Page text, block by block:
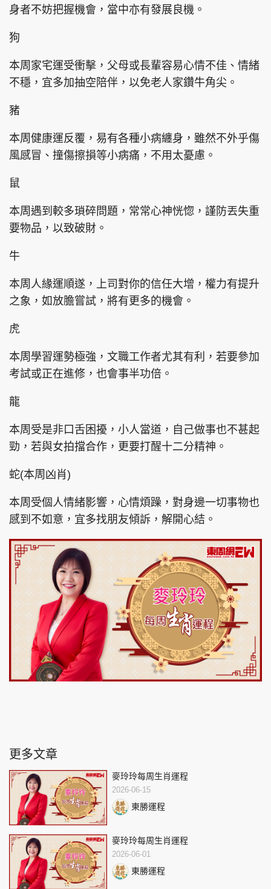
Copyright © 東周網 版權所有 . 不得轉載
©Eastweek.com.hk. All rights reserved.
身者不妨把握機會，當中亦有發展良機。
狗
本周家宅運受衝擊，父母或長輩容易心情不佳、情緒
不穩，宜多加抽空陪伴，以免老人家鑽牛角尖。
豬
本周健康運反覆，易有各種小病纏身，雖然不外乎傷
風感冒、撞傷擦損等小病痛，不用太憂慮。
鼠
本周遇到較多瑣碎問題，常常心神恍惚，謹防丟失重
要物品，以致破財。
牛
本周人緣運順遂，上司對你的信任大增，權力有提升
之象，如放膽嘗試，將有更多的機會。
虎
本周學習運勢極強，文職工作者尤其有利，若要參加
考試或正在進修，也會事半功倍。
龍
本周受是非口舌困擾，小人當道，自己做事也不甚起
勁，若與女拍擋合作，更要打醒十二分精神。
蛇(本周凶肖)
本周受個人情緒影響，心情煩躁，對身邊一切事物也
感到不如意，宜多找朋友傾訴，解開心結。
更多文章
麥玲玲每周生肖運程
2026-06-15
東勝運程
麥玲玲每周生肖運程
2026-06-01
東勝運程